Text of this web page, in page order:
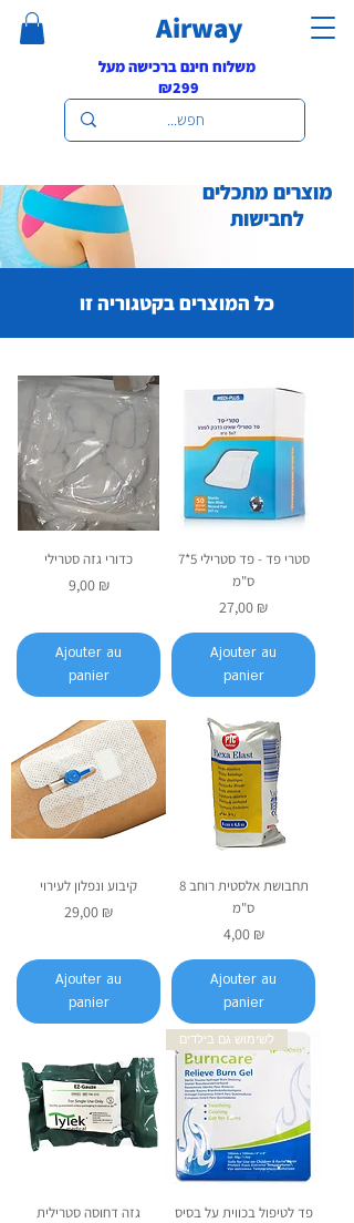
Airway
משלוח חינם ברכישה מעל
₪299
מוצרים מתכלים
לחבישות
כל המוצרים בקטגוריה זו
כדורי גזה סטרילי
Prix
9,00 ₪
Ajouter au
panier
סטרי פד - פד סטרילי 5*7
ס"מ
Prix
27,00 ₪
Ajouter au
panier
קיבוע ונפלון לעירוי
Prix
29,00 ₪
Ajouter au
panier
תחבושת אלסטית רוחב 8
ס"מ
Prix
4,00 ₪
Ajouter au
panier
גזה דחוסה סטרילית
לשימוש גם בילדים
פד לטיפול בכווית על בסיס